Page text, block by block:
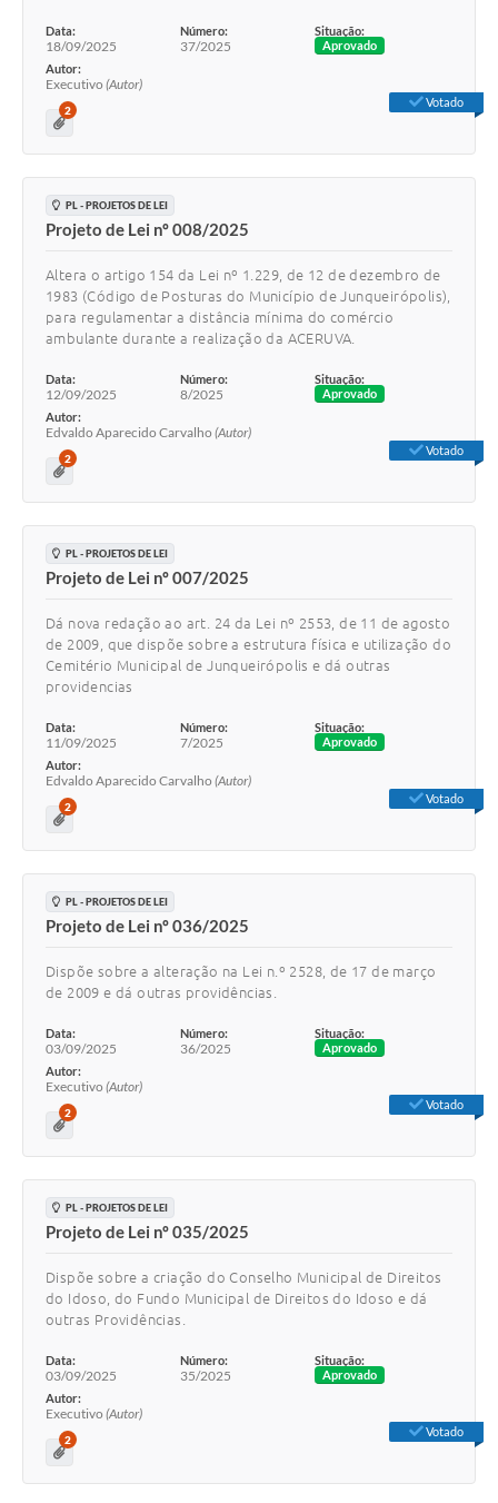
Data:
18/09/2025
Número:
37/2025
Situação:
Aprovado
Autor:
Executivo (Autor)
2
Votado
PL - PROJETOS DE LEI
Projeto de Lei nº 008/2025
Altera o artigo 154 da Lei nº 1.229, de 12 de dezembro de
1983 (Código de Posturas do Município de Junqueirópolis),
para regulamentar a distância mínima do comércio
ambulante durante a realização da ACERUVA.
Data:
12/09/2025
Número:
8/2025
Situação:
Aprovado
Autor:
Edvaldo Aparecido Carvalho (Autor)
2
Votado
PL - PROJETOS DE LEI
Projeto de Lei nº 007/2025
Dá nova redação ao art. 24 da Lei nº 2553, de 11 de agosto
de 2009, que dispõe sobre a estrutura física e utilização do
Cemitério Municipal de Junqueirópolis e dá outras
providencias
Data:
11/09/2025
Número:
7/2025
Situação:
Aprovado
Autor:
Edvaldo Aparecido Carvalho (Autor)
2
Votado
PL - PROJETOS DE LEI
Projeto de Lei nº 036/2025
Dispõe sobre a alteração na Lei n.º 2528, de 17 de março
de 2009 e dá outras providências.
Data:
03/09/2025
Número:
36/2025
Situação:
Aprovado
Autor:
Executivo (Autor)
2
Votado
PL - PROJETOS DE LEI
Projeto de Lei nº 035/2025
Dispõe sobre a criação do Conselho Municipal de Direitos
do Idoso, do Fundo Municipal de Direitos do Idoso e dá
outras Providências.
Data:
03/09/2025
Número:
35/2025
Situação:
Aprovado
Autor:
Executivo (Autor)
2
Votado